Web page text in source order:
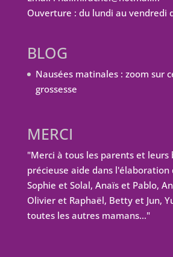
Ouverture : du lundi au vendredi
BLOG
Nausées matinales : zoom sur
grossesse
MERCI
"Merci à tous les parents et leurs
précieuse aide dans l'élaboration
Sophie et Solal, Anaïs et Pablo,
Olivier et Raphaël, Betty et Jun,
toutes les autres mamans…"